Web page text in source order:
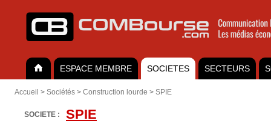
ESPACE MEMBRE SOCIETES SECTEURS
Accueil > Sociétés > Construction lourde > SPIE
SOCIETE : SPIE